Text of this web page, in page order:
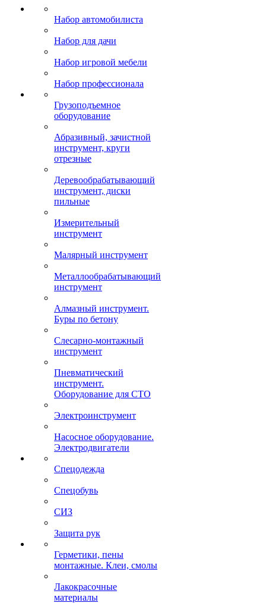
Набор автомобилиста
Набор для дачи
Набор игровой мебели
Набор профессионала
Грузоподъемное
оборудование
Абразивный, зачистной
инструмент, круги
отрезные
Деревообрабатывающий
инструмент, диски
пильные
Измерительный
инструмент
Малярный инструмент
Металлообрабатывающий
инструмент
Алмазный инструмент.
Буры по бетону
Слесарно-монтажный
инструмент
Пневматический
инструмент.
Оборудование для СТО
Электроинструмент
Насосное оборудование.
Электродвигатели
Спецодежда
Спецобувь
СИЗ
Защита рук
Герметики, пены
монтажные. Клеи, смолы
Лакокрасочные
материалы